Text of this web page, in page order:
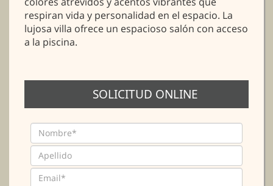
respiran vida y personalidad en el espacio. La
lujosa villa ofrece un espacioso salón con acceso
a la piscina.
SOLICITUD ONLINE